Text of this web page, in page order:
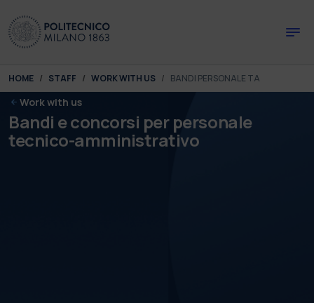
You are here:
HOME STAFF WORK WITH US BANDI PERSONALE TA
Work with us
Bandi e concorsi per personale
tecnico-amministrativo